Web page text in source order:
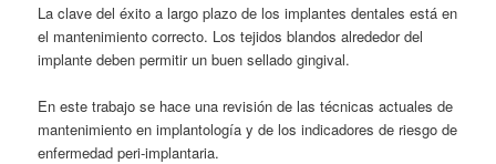
La clave del éxito a largo plazo de los implantes dentales está en
el mantenimiento correcto. Los tejidos blandos alrededor del
implante deben permitir un buen sellado gingival.
En este trabajo se hace una revisión de las técnicas actuales de
mantenimiento en implantología y de los indicadores de riesgo de
enfermedad peri-implantaria.